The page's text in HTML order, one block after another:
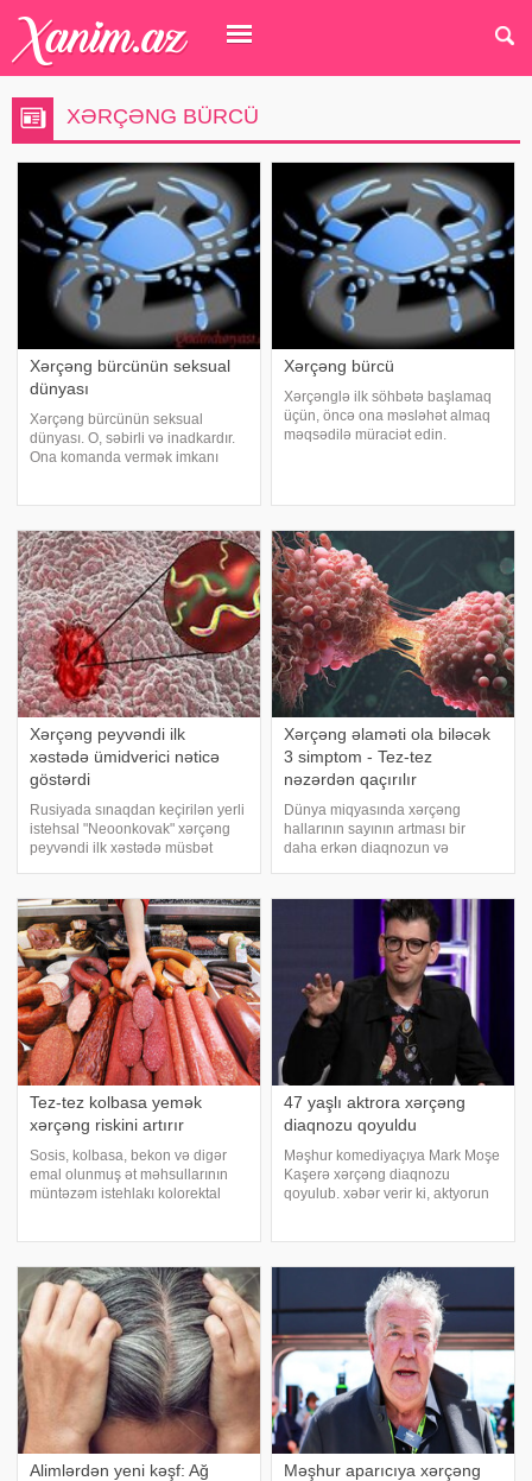
XƏRÇƏNG BÜRCÜ
Xərçəng bürcünün seksual
dünyası
Xərçəng bürcünün seksual
dünyası. O, səbirli və inadkardır.
Ona komanda vermək imkanı
sizi xoşbəxt etmək, həm də öz
arzusunu təmin etmə
Xərçəng bürcü
Xərçənglə ilk söhbətə başlamaq
üçün, öncə ona məsləhət almaq
məqsədilə müraciət edin.
Xərçəng peyvəndi ilk
xəstədə ümidverici nəticə
göstərdi
Rusiyada sınaqdan keçirilən yerli
istehsal "Neoonkovak" xərçəng
peyvəndi ilk xəstədə müsbət
Rusiyanın Milli Elmi-Tədqiqat
Epidemiologiya və
Mikrobiologiya Mərkəzini
Xərçəng əlaməti ola biləcək
3 simptom - Tez-tez
nəzərdən qaçırılır
Dünya miqyasında xərçəng
hallarının sayının artması bir
daha erkən diaqnozun və
edilməsinin vacibliyini vurğulayır.
Məşhur inancın əksinə olaraq,
xərçəng növləri həmişə ağı
Tez-tez kolbasa yemək
xərçəng riskini artırır
Sosis, kolbasa, bekon və digər
emal olunmuş ət məhsullarının
müntəzəm istehlakı kolorektal
Nazirliyinin Milli Kliniki
Endokrinologiy
47 yaşlı aktrora xərçəng
diaqnozu qoyuldu
Məşhur komediyaçıya Mark Moşe
Kaşerə xərçəng diaqnozu
qoyulub. xəbər verir ki, aktyorun
"Badamcıqlarımda bir şiş tapıldı.
Alimlərdən yeni kəşf: Ağ
Məşhur aparıcıya xərçəng